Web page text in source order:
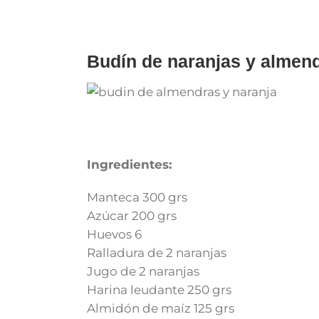
Budín de naranjas y
Ingredientes:
Manteca 300 grs
Azúcar 200 grs
Huevos 6
Ralladura de 2 naranjas
Jugo de 2 naranjas
Harina leudante 250 grs
Almidón de maíz 125 grs